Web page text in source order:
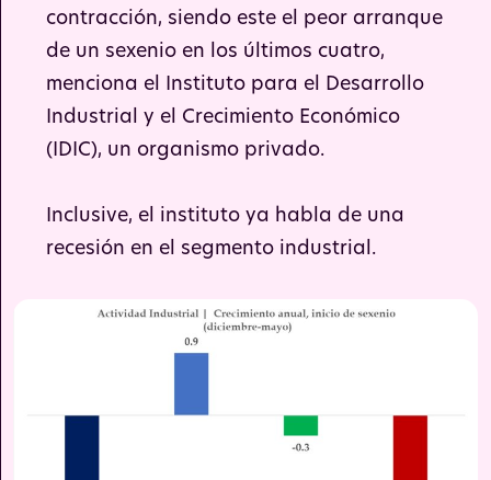
contracción, siendo este el peor arranque
de un sexenio en los últimos cuatro,
menciona el Instituto para el Desarrollo
Industrial y el Crecimiento Económico
(IDIC), un organismo privado.
Inclusive, el instituto ya habla de una
recesión en el segmento industrial.